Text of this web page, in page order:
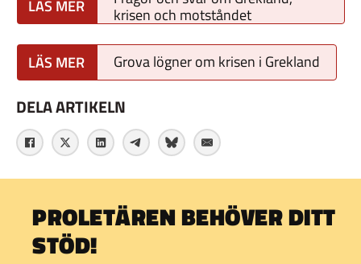
krisen och motståndet
Grova lögner om krisen i Grekland
DELA ARTIKELN
PROLETÄREN BEHÖVER DITT
STÖD!